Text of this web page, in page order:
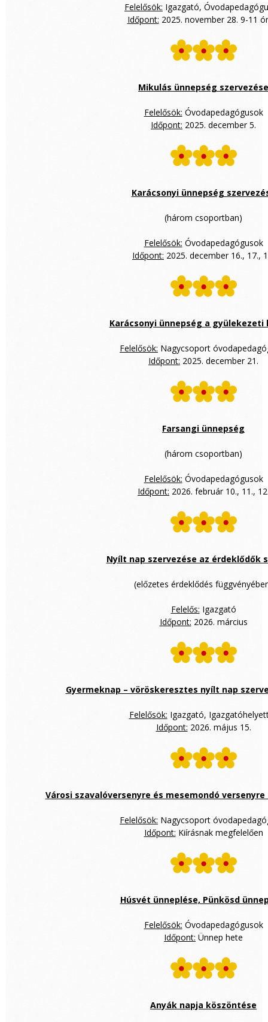
Felelősök: Igazgató,
Időpont: 2025. november 28. 9-11
Mikulás ünnepség szervezése
Felelősök: Óvodapedagógusok
Időpont: 2025. december 5.
Karácsonyi ünnepség
(három csoportban)
Felelősök: Óvodapedagógusok
Időpont: 2025. december 16., 17.,
Karácsonyi ünnepség a gyülekezeti
Felelősök: Nagycsoport
Időpont: 2025. december 21.
Farsangi ünnepség
(három csoportban)
Felelősök: Óvodapedagógusok
Időpont: 2026. február 10., 11.,
Nyílt nap szervezése az érdeklődők
(előzetes érdeklődés
Felelős: Igazgató
Időpont: 2026. március
Gyermeknap – vöröskeresztes nyílt nap
Felelősök: Igazgató,
Időpont: 2026. május 15.
Városi szavalóversenyre és mesemondó
Felelősök: Nagycsoport
Időpont: Kiírásnak megfelelően
Húsvét ünneplése, Pünkösd
Felelősök: Óvodapedagógusok
Időpont: Ünnep hete
Anyák napja köszöntése